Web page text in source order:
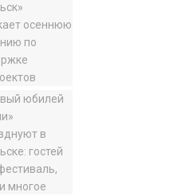
не